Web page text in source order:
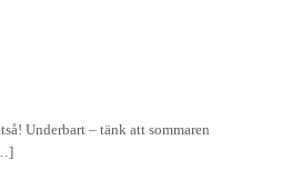
Underbart – tänk att sommaren